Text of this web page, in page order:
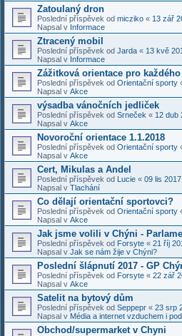
Zatoulaný dron
Poslední příspěvek od micziko « 13 zář
Napsal v Informace
Ztracený mobil
Poslední příspěvek od Jarda « 13 kvě
Napsal v Informace
Zážitková orientace pro každého
Poslední příspěvek od Orientační sporty
Napsal v Akce
výsadba vánočních jedliček
Poslední příspěvek od Srneček « 12 dub
Napsal v Akce
Novoroční orientace 1.1.2018
Poslední příspěvek od Orientační sporty
Napsal v Akce
Cert, Mikulas a Andel
Poslední příspěvek od Lucie « 09 lis
Napsal v Tlachání
Co dělají orientační sportovci?
Poslední příspěvek od Orientační sporty
Napsal v Akce
Jak jsme volili v Chýni -
Poslední příspěvek od Forsyte « 21 říj
Napsal v Jak se nám žije v Chýni?
Poslední šlápnutí 2017 - GP
Poslední příspěvek od Forsyte « 22 zář
Napsal v Akce
Satelit na bytový dům
Poslední příspěvek od Seppepr « 23 srp
Napsal v Média a internet vzduchem i
Obchod/supermarket v Chyni